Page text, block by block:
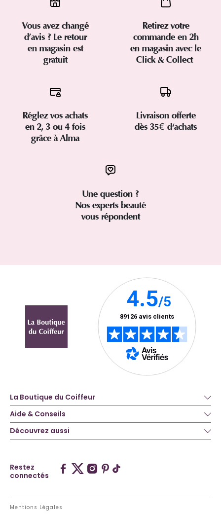
Vous avez changé
d’avis ? Le retour
en magasin est
gratuit
Retirez votre
commande en 2h
en magasin avec le
Click & Collect
Réglez vos achats
en 2, 3 ou 4 fois
grâce à Alma
Livraison offerte
dès 35€ d'achats
Une question ?
Nos experts beauté
vous répondent
La Boutique du Coiffeur
Aide & Conseils
Découvrez aussi
Restez
connectés
Mentions Légales